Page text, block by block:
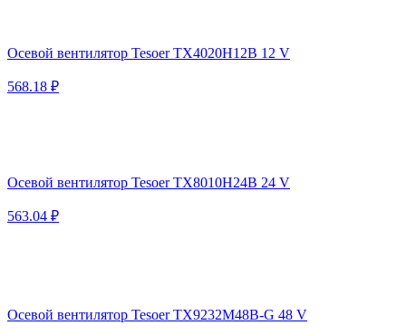
Осевой вентилятор Tesoer TX4020H12B 12 V
568.18 ₽
Осевой вентилятор Tesoer TX8010H24B 24 V
563.04 ₽
Осевой вентилятор Tesoer TX9232M48B-G 48 V